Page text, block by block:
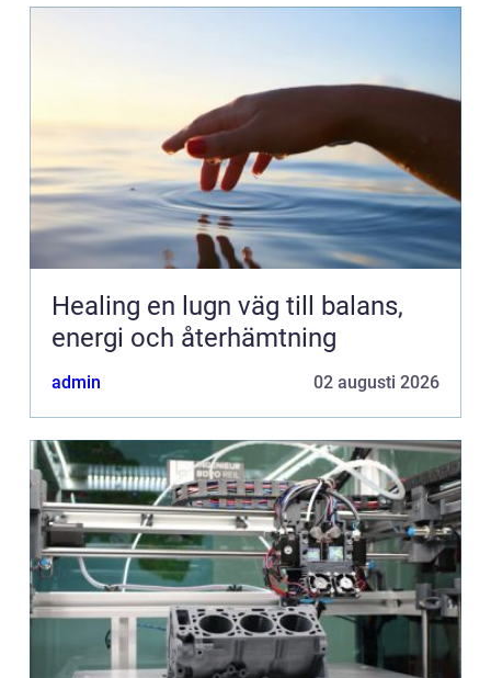
Healing en lugn väg till balans,
energi och återhämtning
admin 02 augusti 2026